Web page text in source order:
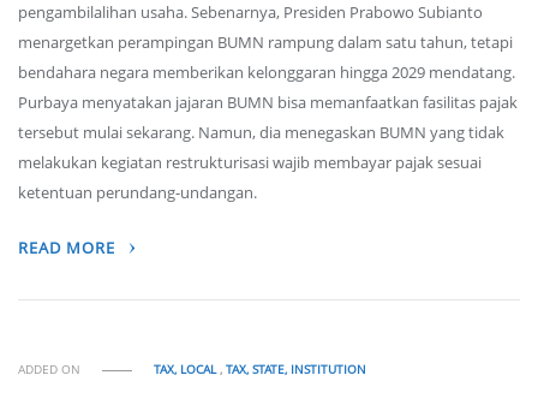
pengambilalihan usaha. Sebenarnya, Presiden Prabowo Subianto
menargetkan perampingan BUMN rampung dalam satu tahun, tetapi
bendahara negara memberikan kelonggaran hingga 2029 mendatang.
Purbaya menyatakan jajaran BUMN bisa memanfaatkan fasilitas pajak
tersebut mulai sekarang. Namun, dia menegaskan BUMN yang tidak
melakukan kegiatan restrukturisasi wajib membayar pajak sesuai
ketentuan perundang-undangan.
READ MORE
ADDED ON TAX, LOCAL,TAX, STATE, INSTITUTION